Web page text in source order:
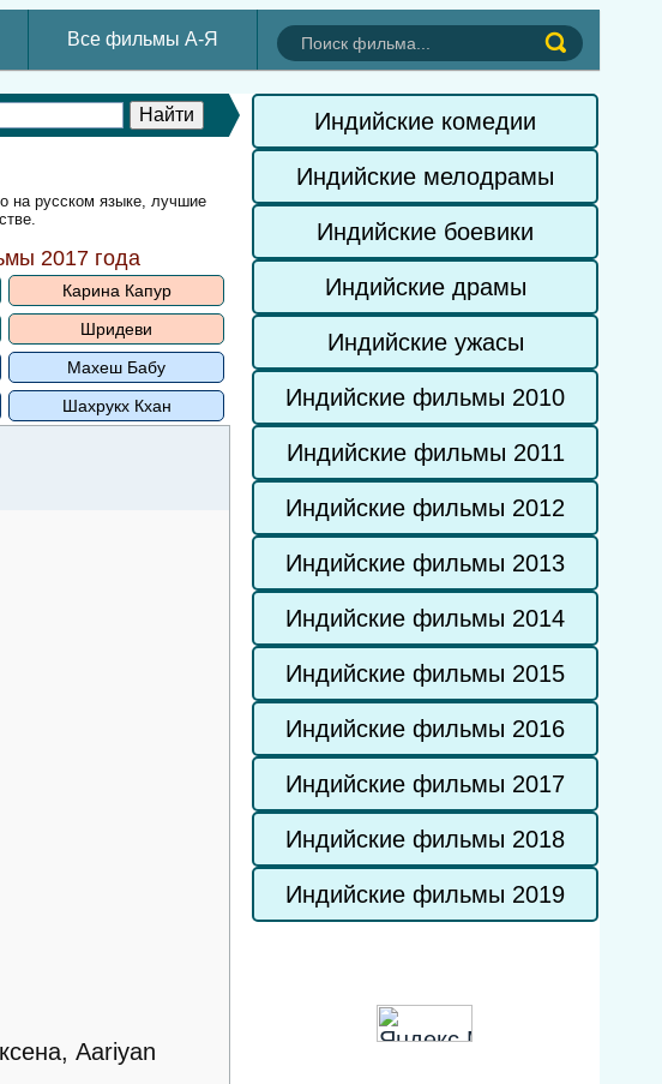
Все фильмы А-Я
на русском языке, лучшие
2017 года
Карина Капур
Шридеви
Махеш Бабу
Шахрукх Кхан
Aariyan
Индийские комедии
Индийские мелодрамы
Индийские боевики
Индийские драмы
Индийские ужасы
Индийские фильмы 2010
Индийские фильмы 2011
Индийские фильмы 2012
Индийские фильмы 2013
Индийские фильмы 2014
Индийские фильмы 2015
Индийские фильмы 2016
Индийские фильмы 2017
Индийские фильмы 2018
Индийские фильмы 2019